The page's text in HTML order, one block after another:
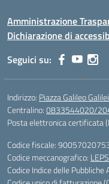
Amministrazione
Dichiarazione di
Seguici su:
Indirizzo: Piazza Galileo
Centralino:0833544020/
Posta elettronica certificata
Codice fiscale:
Codice meccanografico:
Codice Indice delle